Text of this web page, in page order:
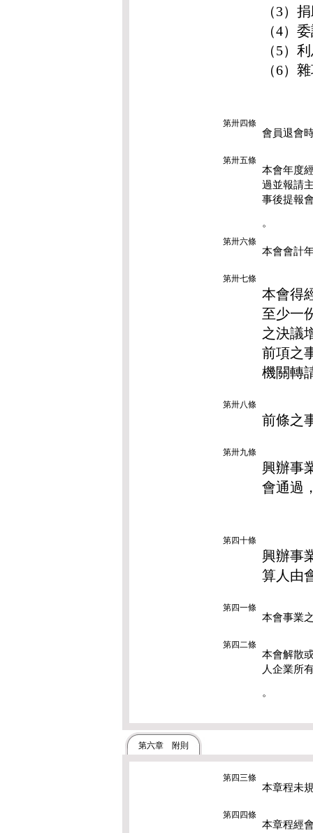
（3）
（4）
（5）
（6）
第卅四條
會員退會
第卅五條
本會年度
過並報請
事後提報
。
第卅六條
本會會計
第卅七條
本會得
至少一
之決議
前項之
機關轉
第卅八條
前條之
第卅九條
興辦事
會通過
第四十條
興辦事
算人由
第四一條
本會事業
第四二條
本會解散
人企業所
。
第六章 附則
第四三條
本章程未
第四四條
本章程經